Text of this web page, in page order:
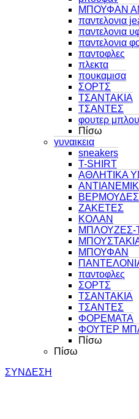
ΜΠΟΥΦΑΝ
παντελονια
παντελονια
παντελονια
παντοφλες
πλεκτα
πουκαμισα
ΣΟΡΤΣ
ΤΣΑΝΤΑΚΙΑ
ΤΣΑΝΤΕΣ
φουτερ
Πίσω
γυναικεια
sneakers
T-SHIRT
ΑΘΛΗΤΙΚΑ
ΖΑΚΕΤΕΣ
ΚΟΛΑΝ
ΜΠΛΟΥΖΕΣ-
ΜΠΟΥΦΑΝ
παντοφλες
ΣΟΡΤΣ
ΤΣΑΝΤΑΚΙΑ
ΤΣΑΝΤΕΣ
ΦΟΡΕΜΑΤΑ
ΦΟΥΤΕΡ
Πίσω
Πίσω
ΣΥΝΔΕΣΗ